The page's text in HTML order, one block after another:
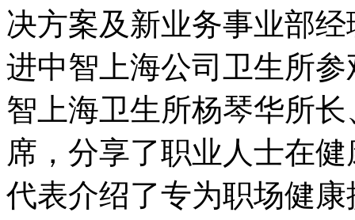
决方案及新业务事业部
进中智上海公司卫生所
智上海卫生所杨琴华所
席，分享了职业人士在
代表介绍了专为职场健